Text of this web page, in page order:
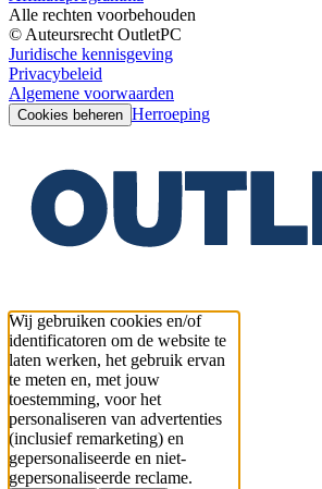
Alle rechten voorbehouden
© Auteursrecht OutletPC
Juridische kennisgeving
Privacybeleid
Algemene voorwaarden
Cookies beheren Herroeping
Wij gebruiken cookies en/of
identificatoren om de website te
laten werken, het gebruik ervan
te meten en, met jouw
toestemming, voor het
personaliseren van advertenties
(inclusief remarketing) en
gepersonaliseerde en niet-
gepersonaliseerde reclame.